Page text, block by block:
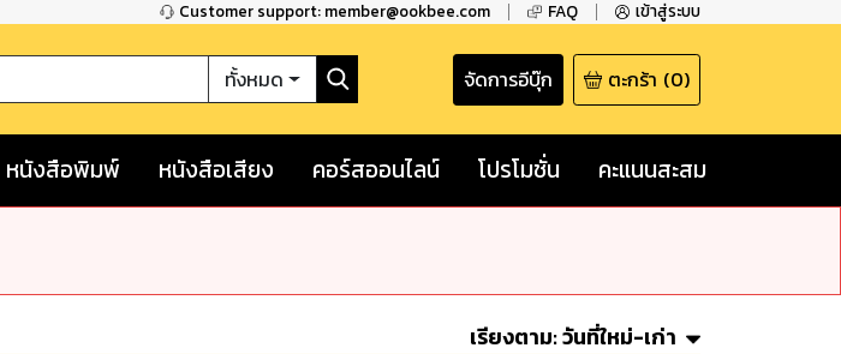
Customer support: member@ookbee.com FAQ เข้าสู่ระบบ
ทั้งหมด จัดการอีบุ๊ก ตะกร้า (0)
หนังสือพิมพ์ หนังสือเสียง คอร์สออนไลน์ โปรโมชั่น คะแนนสะสม
เรียงตาม:วันที่ใหม่-เก่า